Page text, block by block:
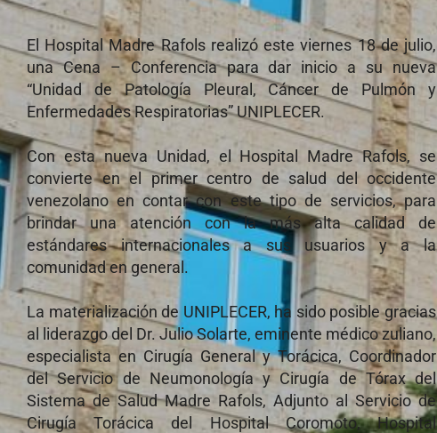
El Hospital Madre Rafols realizó este viernes 18 de julio,
una Cena – Conferencia para dar inicio a su nueva
“Unidad de Patología Pleural, Cáncer de Pulmón y
Enfermedades Respiratorias” UNIPLECER.
Con esta nueva Unidad, el Hospital Madre Rafols, se
convierte en el primer centro de salud del occidente
venezolano en contar con este tipo de servicios, para
brindar una atención con la más alta calidad de
estándares internacionales a sus usuarios y a la
comunidad en general.
La materialización de UNIPLECER, ha sido posible gracias
al liderazgo del Dr. Julio Solarte, eminente médico zuliano,
especialista en Cirugía General y Torácica, Coordinador
del Servicio de Neumonología y Cirugía de Tórax del
Sistema de Salud Madre Rafols, Adjunto al Servicio de
Cirugía Torácica del Hospital Coromoto, Hospital